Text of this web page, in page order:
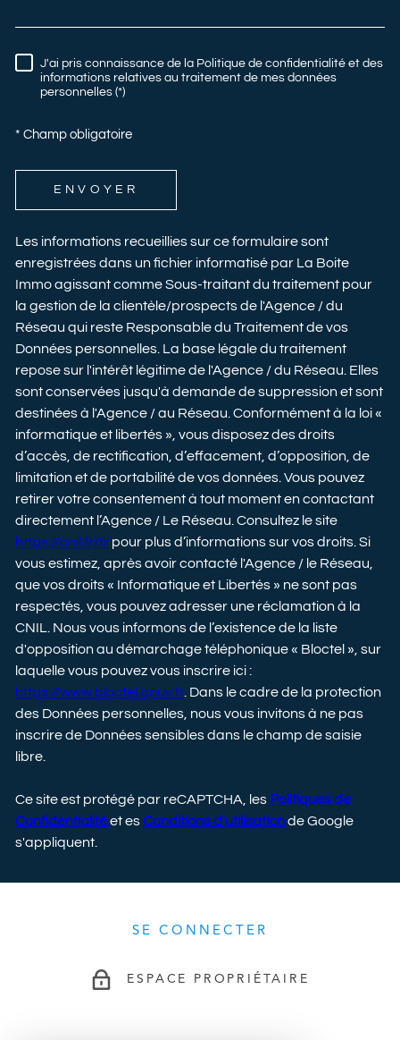
RÈGLEMENTATION
J'ai pris connaissance de la Politique de confidentialité et des
informations relatives au traitement de mes données
personnelles (*)
* Champ obligatoire
ENVOYER
Les informations recueillies sur ce formulaire sont
enregistrées dans un fichier informatisé par La Boite
Immo agissant comme Sous-traitant du traitement pour
la gestion de la clientèle/prospects de l'Agence / du
Réseau qui reste Responsable du Traitement de vos
Données personnelles. La base légale du traitement
repose sur l'intérêt légitime de l'Agence / du Réseau. Elles
sont conservées jusqu'à demande de suppression et sont
destinées à l'Agence / au Réseau. Conformément à la loi «
informatique et libertés », vous disposez des droits
d’accès, de rectification, d’effacement, d’opposition, de
limitation et de portabilité de vos données. Vous pouvez
retirer votre consentement à tout moment en contactant
directement l’Agence / Le Réseau. Consultez le site
https://cnil.fr/fr pour plus d’informations sur vos droits. Si
vous estimez, après avoir contacté l'Agence / le Réseau,
que vos droits « Informatique et Libertés » ne sont pas
respectés, vous pouvez adresser une réclamation à la
CNIL. Nous vous informons de l’existence de la liste
d'opposition au démarchage téléphonique « Bloctel », sur
laquelle vous pouvez vous inscrire ici :
https://www.bloctel.gouv.fr. Dans le cadre de la protection
des Données personnelles, nous vous invitons à ne pas
inscrire de Données sensibles dans le champ de saisie
libre.
Ce site est protégé par reCAPTCHA, les Politiques de
Confidentialitéet esConditions d'utilisationde Google
s'appliquent.
SE CONNECTER
ESPACE PROPRIÉTAIRE